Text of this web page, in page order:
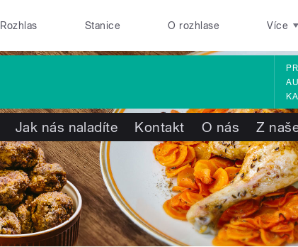
Stanice O rozhlase Více
Jak nás naladíte Kontakt O nás Z